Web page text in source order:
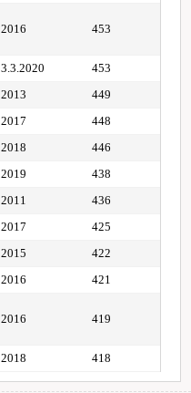
2016 453
3.3.2020
453
2013
449
2017
448
2018
446
2019
438
2011
436
2017
425
2015
422
2016 421
2016 419
2018 418